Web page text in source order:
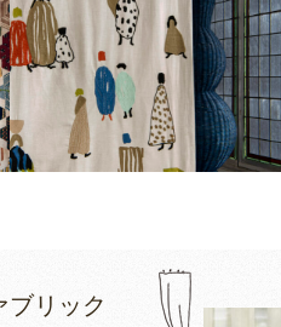
ブリック